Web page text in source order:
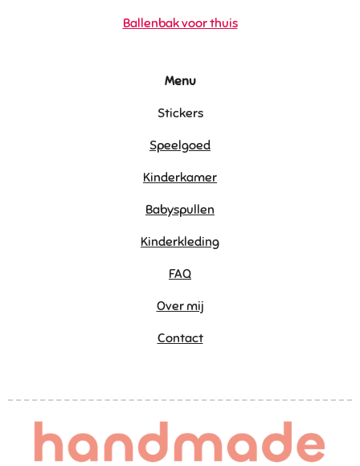
Ballenbak voor thuis
Menu
Stickers
Speelgoed
Kinderkamer
Babyspullen
Kinderkleding
FAQ
Over mij
Contact